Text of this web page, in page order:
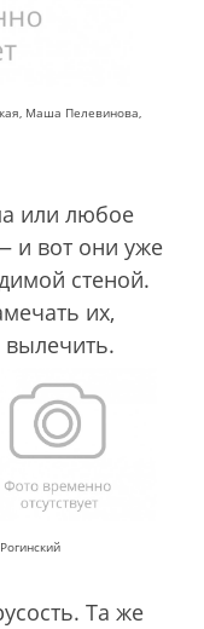
Маша Пелевинова,
или любое
и вот они уже
стеной.
их,
Та же